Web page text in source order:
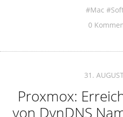
Mac
0
31.
Proxmox:
von DynDNS